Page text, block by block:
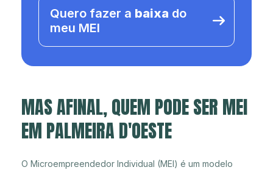
Quero fazer a baixa do
meu MEI
MAS AFINAL, QUEM PODE SER MEI
EM PALMEIRA D'OESTE
O Microempreendedor Individual (MEI) é um modelo